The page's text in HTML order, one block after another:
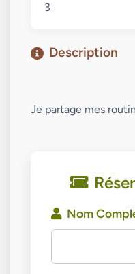
3
Description
Je partage mes
Nom